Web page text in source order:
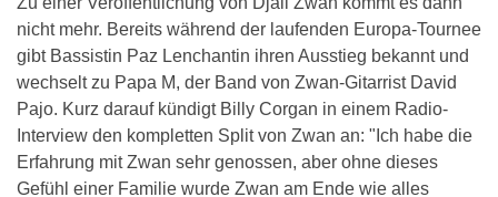
nicht mehr. Bereits während der laufenden Europa-Tournee
gibt Bassistin Paz Lenchantin ihren Ausstieg bekannt und
wechselt zu Papa M, der Band von Zwan-Gitarrist David
Pajo. Kurz darauf kündigt Billy Corgan in einem Radio-
Interview den kompletten Split von Zwan an: "Ich habe die
Erfahrung mit Zwan sehr genossen, aber ohne dieses
Gefühl einer Familie wurde Zwan am Ende wie alles